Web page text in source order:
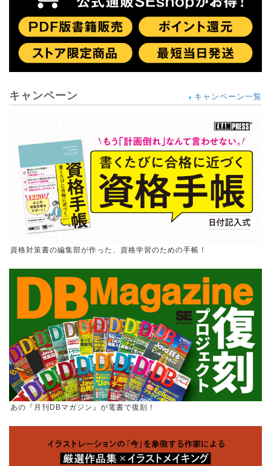
キャンペーン キャンペーン一覧
資格対策書の編集部が作った、資格学習のための手帳！
あの『月刊DBマガジン』が電書で復刻！